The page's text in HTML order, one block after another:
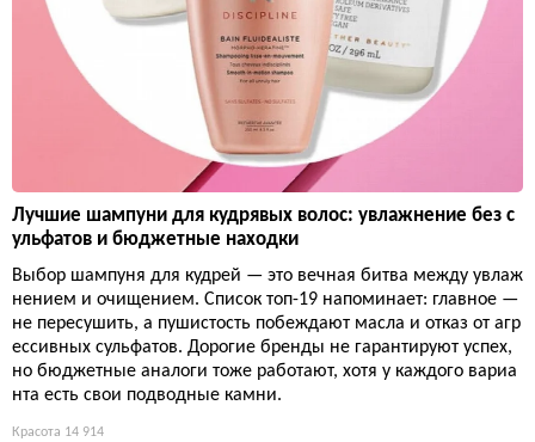
Лучшие шампуни для кудрявых волос: увлажнение без с
ульфатов и бюджетные находки
Выбор шампуня для кудрей — это вечная битва между увлаж
нением и очищением. Список топ-19 напоминает: главное —
не пересушить, а пушистость побеждают масла и отказ от агр
ессивных сульфатов. Дорогие бренды не гарантируют успех,
но бюджетные аналоги тоже работают, хотя у каждого вариа
нта есть свои подводные камни.
Красота 14 914